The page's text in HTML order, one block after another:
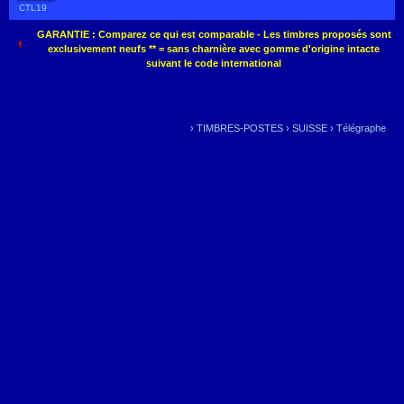
CTL19
GARANTIE : Comparez ce qui est comparable - Les timbres proposés sont
exclusivement neufs ** = sans charnière avec gomme d'origine intacte
suivant le code international
› TIMBRES-POSTES › SUISSE › Télégraphe